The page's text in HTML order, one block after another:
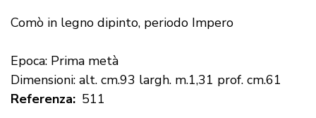
Comò in legno dipinto, periodo Impero
Epoca: Prima metà
Dimensioni: alt. cm.93 largh. m.1,31 prof. cm.61
Referenza
511